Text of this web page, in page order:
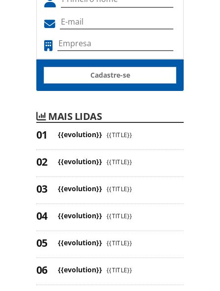
Cadastre-se
MAIS LIDAS
{{evolution}} {{TITLE}}
{{evolution}} {{TITLE}}
{{evolution}} {{TITLE}}
{{evolution}} {{TITLE}}
{{evolution}} {{TITLE}}
{{evolution}} {{TITLE}}